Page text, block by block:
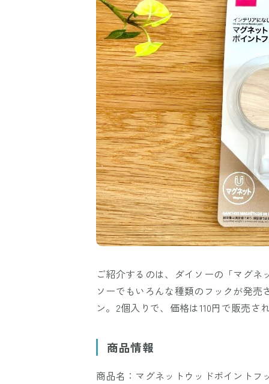
ご紹介するのは、ダイソーの「マグ
ソーでもいろんな種類のフックが発
ン。2個入りで、価格は110円で販売さ
商品情報
商品名：マグネットウッドポイントフ